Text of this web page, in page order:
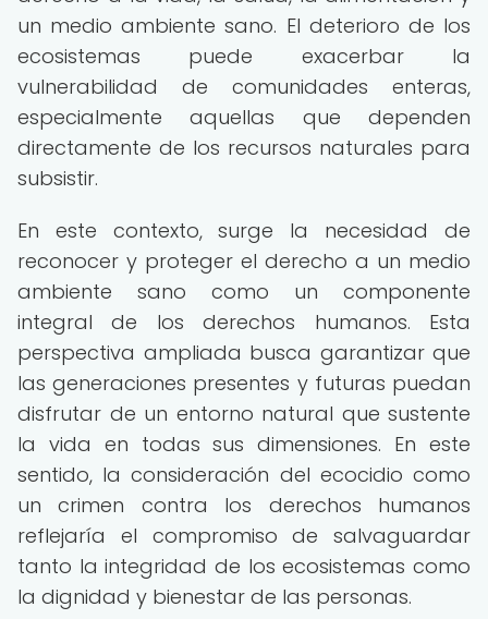
un medio ambiente sano. El deterioro de los
ecosistemas puede exacerbar la
vulnerabilidad de comunidades enteras,
especialmente aquellas que dependen
directamente de los recursos naturales para
subsistir.
En este contexto, surge la necesidad de
reconocer y proteger el derecho a un medio
ambiente sano como un componente
integral de los derechos humanos. Esta
perspectiva ampliada busca garantizar que
las generaciones presentes y futuras puedan
disfrutar de un entorno natural que sustente
la vida en todas sus dimensiones. En este
sentido, la consideración del ecocidio como
un crimen contra los derechos humanos
reflejaría el compromiso de salvaguardar
tanto la integridad de los ecosistemas como
la dignidad y bienestar de las personas.